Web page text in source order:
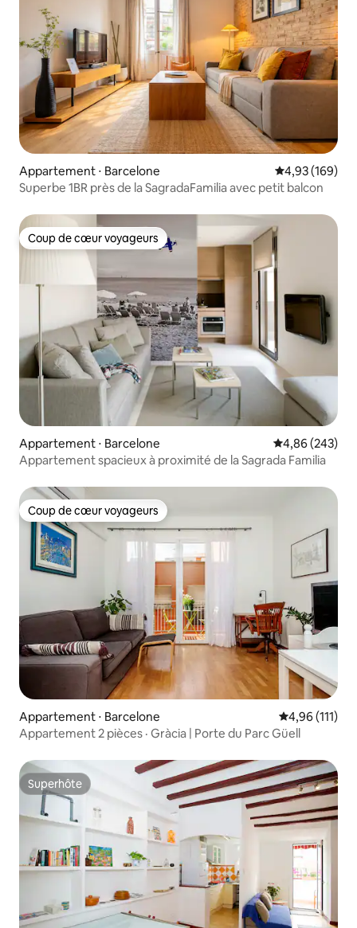
Appartement ⋅ Barcelone Évaluation
4,93 (169)
Superbe 1BR près de la SagradaFamilia avec petit balcon
Coup de cœur voyageurs
Coup de cœur voyageurs
Appartement ⋅ Barcelone Évaluation
4,86 (243)
Appartement spacieux à proximité de la Sagrada Familia
Coup de cœur voyageurs
Coup de cœur voyageurs
Appartement ⋅ Barcelone Évaluation
4,96 (111)
Appartement 2 pièces · Gràcia | Porte du Parc Güell
Superhôte
Superhôte